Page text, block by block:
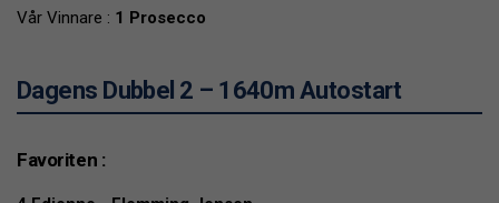
Vår Vinnare : 1 Prosecco
Dagens Dubbel 2 – 1640m Autostart
Favoriten :